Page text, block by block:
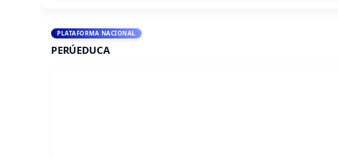
PLATAFORMA NACIONAL
PERÚEDUCA